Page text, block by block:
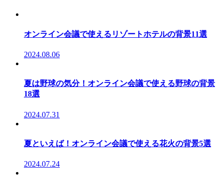
オンライン会議で使えるリゾートホテルの背景11選
2024.08.06
夏は野球の気分！オンライン会議で使える野球の背景
18選
2024.07.31
夏といえば！オンライン会議で使える花火の背景5選
2024.07.24